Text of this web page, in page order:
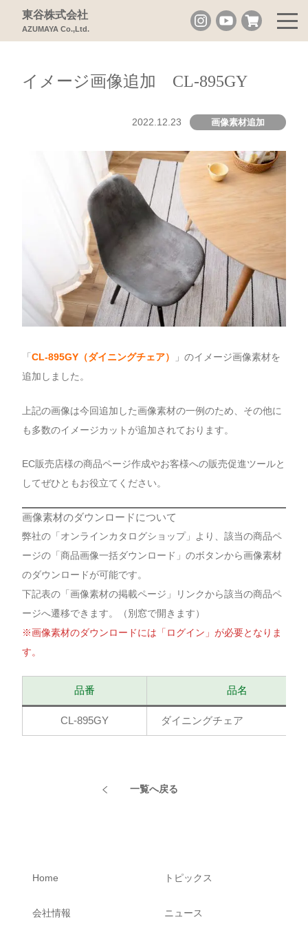
東谷株式会社
AZUMAYA Co.,Ltd.
イメージ画像追加 CL-895GY
2022.12.23 画像素材追加
「 CL-895GY （ダイニングチェア）
」のイメージ画像素材を
追加しました。
上記の画像は今回追加した画像素材の一例のため、その他に
も多数のイメージカットが追加されております。
EC販売店様の商品ページ作成やお客様への販売促進ツールと
してぜひともお役立てください。
画像素材のダウンロードについて
弊社の「オンラインカタログショップ」より、該当の商品ペ
ージの「商品画像一括ダウンロード」のボタンから画像素材
のダウンロードが可能です。
下記表の「画像素材の掲載ページ」リンクから該当の商品ペ
ージへ遷移できます。（別窓で開きます）
※画像素材のダウンロードには「ログイン」が必要となりま
す。
品番 品名
CL-895GY ダイニングチェア
一覧へ戻る
Home
会社情報
トピックス
ニュース